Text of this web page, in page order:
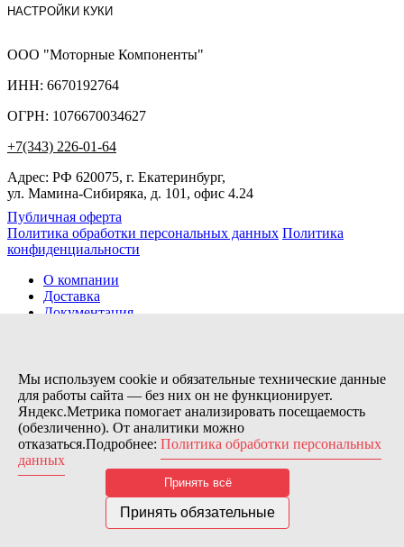
НАСТРОЙКИ КУКИ
ООО "Моторные Компоненты"
ИНН: 6670192764
ОГРН: 1076670034627
+7(343) 226-01-64
Адрес: РФ 620075, г. Екатеринбург,
ул. Мамина-Сибиряка, д. 101, офис 4.24
Публичная оферта
Политика обработки персональных данных Политика
конфиденциальности
О компании
Доставка
Документация
Контакты
Заказов сегодня / Всего
11154
Нас можно найти тут:
© 2026 Motor Components. Все права защищены
Дизайн и разработка сайта
Nice’
В связи с возникшими затруднениями с поставками из-за
Мы используем cookie и обязательные технические данные
для работы сайта — без них он не функционирует.
Яндекс.Метрика помогает анализировать посещаемость
(обезличенно). От аналитики можно
отказаться.Подробнее: Политика обработки персональных
данных
Принять всё
Принять обязательные